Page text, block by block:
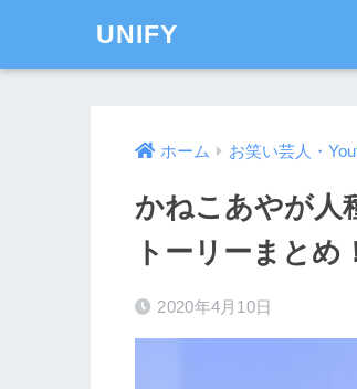
UNIFY
ホーム お笑い芸人・
かねこあやが人
トーリーまとめ
2020年4月10日